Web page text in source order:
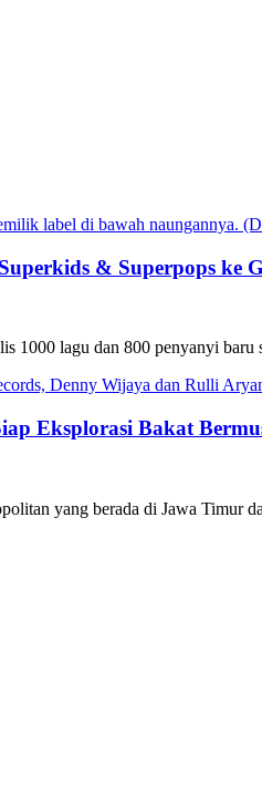
& Superpops ke
1000 lagu dan 800 penyanyi
Eksplorasi Bakat
yang berada di Jawa Timur